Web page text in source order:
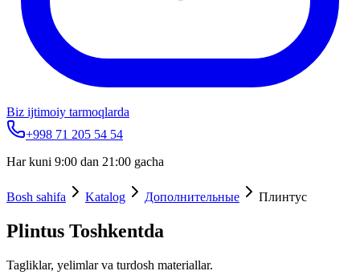
Biz ijtimoiy tarmoqlarda
+998 71 205 54 54
Har kuni 9:00 dan 21:00 gacha
Bosh sahifa Katalog Дополнительные Плинтус
Plintus Toshkentda
Tagliklar, yelimlar va turdosh materiallar.